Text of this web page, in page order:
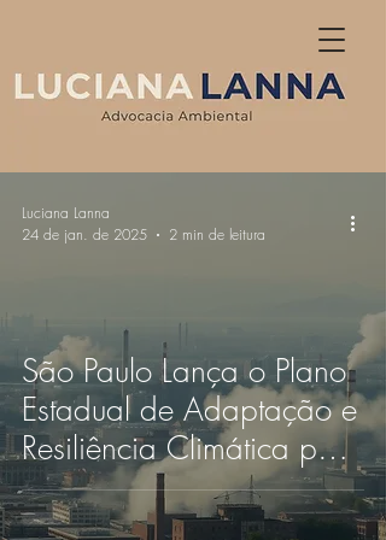
São Paulo Lança o Plano
Estadual de Adaptação e
Resiliência Climática para
Enfrentar Desafios
Climáticos e Melhorar a
Luciana Lanna
24 de jan. de 2025
2 min de leitura